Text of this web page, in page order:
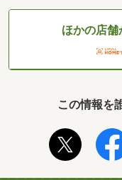
ほかの店舗
この情報を